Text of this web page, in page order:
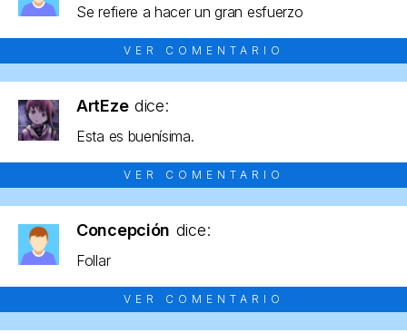
Se refiere a hacer un gran esfuerzo
VER COMENTARIO
ArtEze dice:
Esta es buenísima.
VER COMENTARIO
Concepción dice:
Follar
VER COMENTARIO